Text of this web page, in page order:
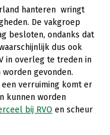
hanteren wringt
De vakgroep
besloten, ondanks dat
dus ook
in overleg te treden in
gevonden.
een verruiming komt er
kunnen worden
bij RVO en scheur